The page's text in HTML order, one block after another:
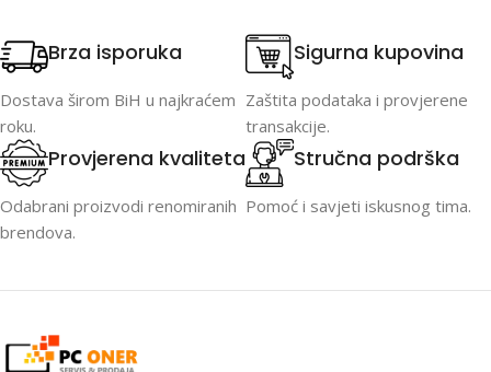
Brza isporuka
Dostava širom BiH u najkraćem
roku.
Sigurna kupovina
Zaštita podataka i provjerene
transakcije.
Provjerena kvaliteta
Odabrani proizvodi renomiranih
brendova.
Stručna podrška
Pomoć i savjeti iskusnog tima.